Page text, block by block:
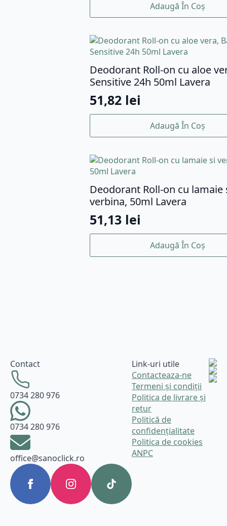
Adaugă În Coș
Deodorant Roll-on cu aloe
Sensitive 24h 50ml Lavera
51,82 lei
Adaugă În Coș
Deodorant Roll-on cu lamaie
verbina, 50ml Lavera
51,13 lei
Adaugă În Coș
Contact
0734 280 976
0734 280 976
office@sanoclick.ro
Link-uri utile
Contacteaza-ne
Termeni și condiții
Politica de livrare și
retur
Politică de
confidențialitate
Politica de cookies
ANPC